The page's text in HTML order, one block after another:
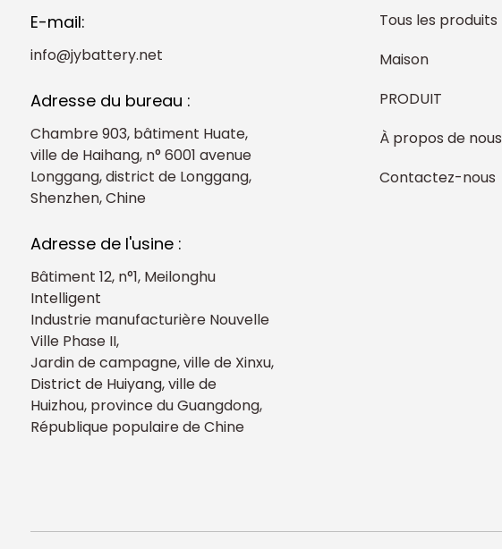
E-mail:
info@jybattery.net
Adresse du bureau :
Chambre 903, bâtiment Huate,
ville de Haihang, n° 6001 avenue
Longgang, district de Longgang,
Shenzhen, Chine
Adresse de l'usine :
Bâtiment 12, n°1, Meilonghu
Intelligent
Industrie manufacturière Nouvelle
Ville Phase II,
Jardin de campagne, ville de Xinxu,
District de Huiyang, ville de
Huizhou, province du Guangdong,
République populaire de Chine
Tous les produits
Maison
PRODUIT
À propos de nous
Contactez-nous